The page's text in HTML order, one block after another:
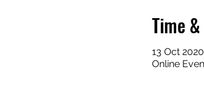
Time
13 Oct
Online